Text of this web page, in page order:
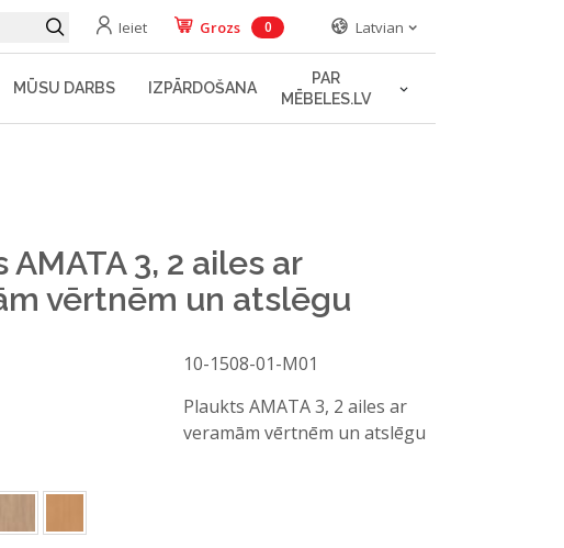
Ieiet Grozs 0 Latvian
MŪSU DARBS IZPĀRDOŠANA
PAR
MĒBELES.LV
AMATA 3, 2 ailes ar
vērtnēm un atslēgu
10-1508-01-M01
Plaukts AMATA 3, 2 ailes ar
veramām vērtnēm un atslēgu
Jautā konsultantam
Vārds, uzvārds*